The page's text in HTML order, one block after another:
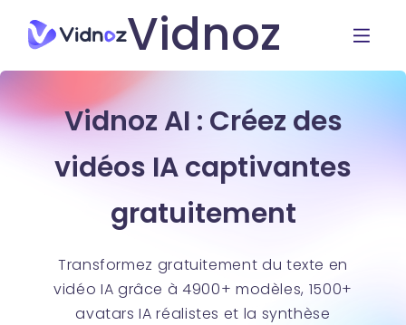
Vidnoz
Vidnoz AI : Créez des
vidéos IA captivantes
gratuitement
Transformez gratuitement du texte en
vidéo IA grâce à 4900+ modèles, 1500+
avatars IA réalistes et la synthèse